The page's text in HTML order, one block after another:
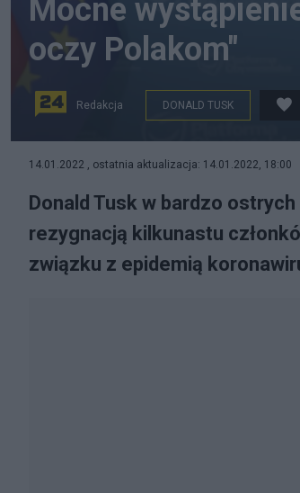
Mocne
oczy Polakom"
Redakcja DONALD TUSK
14.01.2022 , ostatnia aktualizacja: 14.01.2022, 18:00
Donald Tusk w bardzo
rezygnacją kilkunastu
związku z epidemią